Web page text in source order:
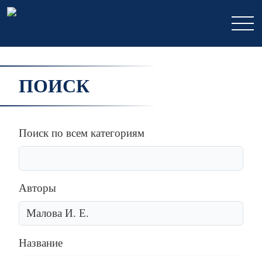
ПОИСК
Поиск по всем категориям
Авторы
Название